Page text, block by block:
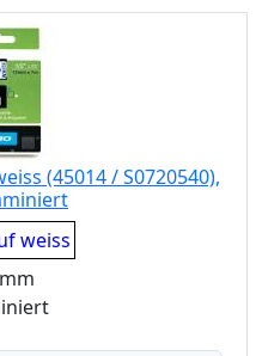
(45014 / S0720540),
weiss